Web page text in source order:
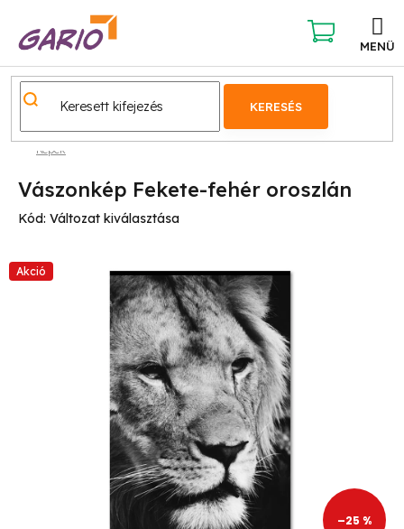
KERESÉS
KOSÁR
Képek
Vászonkép Fekete-fehér oroszlán
Kód: Változat kiválasztása
Akció
–25 %